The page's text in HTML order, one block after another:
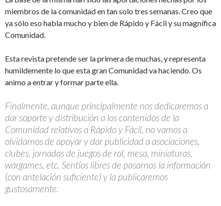
miembros de la comunidad en tan solo tres semanas. Creo que
ya sólo eso habla mucho y bien de Rápido y Fácil y su magnífica
Comunidad.
Esta revista pretende ser la primera de muchas, y representa
humildemente lo que esta gran Comunidad va haciendo. Os
animo a entrar y formar parte ella.
Finalmente, aunque principalmente nos dedicaremos a
dar soporte y distribución a los contenidos de la
Comunidad relativos a Rápido y Fácil, no vamos a
olvidarnos de apoyar y dar publicidad a asociaciones,
clubes, jornadas de juegos de rol, mesa, miniaturas,
wargames, etc. Sentíos libres de pasarnos la información
(con antelación suficiente) y la publicaremos
gustosamente.